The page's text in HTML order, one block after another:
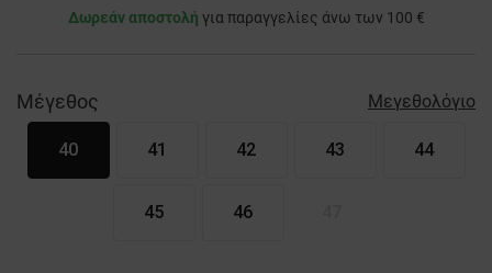
Δωρεάν αποστολή για παραγγελίες άνω των 100 €
Μέγεθος Μεγεθολόγιο
40 41 42 43 44
45 46